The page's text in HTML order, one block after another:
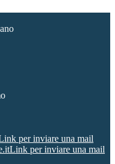
per inviare una mail
Link per inviare una mail